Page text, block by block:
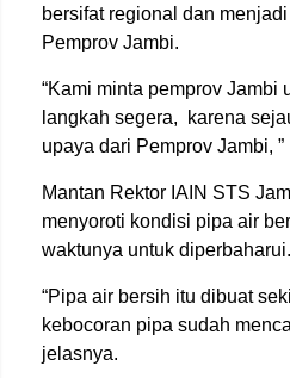
bersifat regional dan
Pemprov Jambi.
“Kami minta pemprov Jambi
langkah segera, karena
upaya dari Pemprov Jambi, ”
Mantan Rektor IAIN STS
menyoroti kondisi pipa air
waktunya untuk diperbaharui.
“Pipa air bersih itu dibuat
kebocoran pipa sudah
jelasnya.